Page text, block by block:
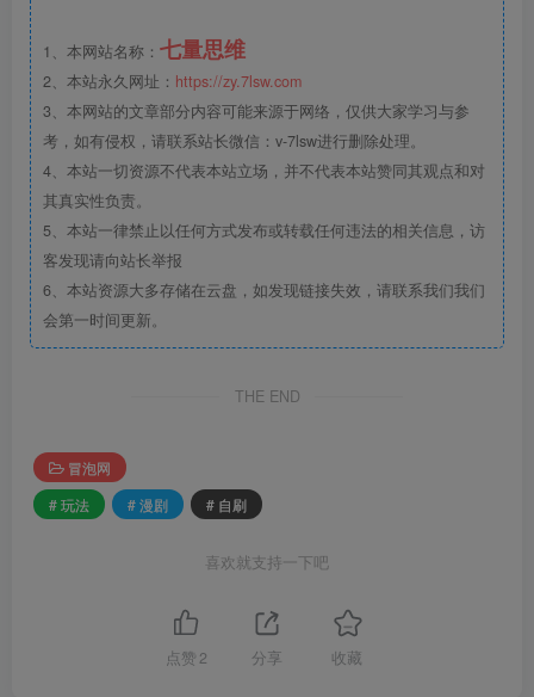
1、本网站名称： 七量思维
2、本站永久网址： https://zy.7lsw.com
3、本网站的文章部分内容可能来源于网络，仅供大家学习与参
考，如有侵权，请联系站长微信：v-7lsw进行删除处理。
4、本站一切资源不代表本站立场，并不代表本站赞同其观点和对
其真实性负责。
5、本站一律禁止以任何方式发布或转载任何违法的相关信息，访
客发现请向站长举报
6、本站资源大多存储在云盘，如发现链接失效，请联系我们我们
会第一时间更新。
THE END
冒泡网
# 玩法
# 漫剧 # 自刷
喜欢就支持一下吧
点赞 2 分享 收藏